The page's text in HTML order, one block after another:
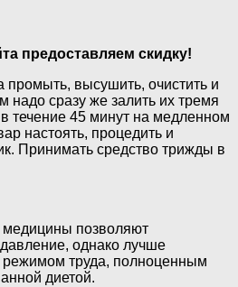
предоставляем скидку!
высушить, очистить и
надо сразу же залить их тремя
течение 45 минут на медленном
настоять, процедить и
Принимать средство трижды в
медицины позволяют
однако лучше
труда, полноценным
диетой.